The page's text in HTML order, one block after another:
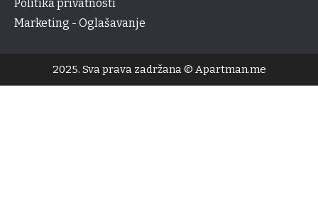
Politika privatnosti
Marketing - Oglašavanje
2025. Sva prava zadržana © Apartman.me